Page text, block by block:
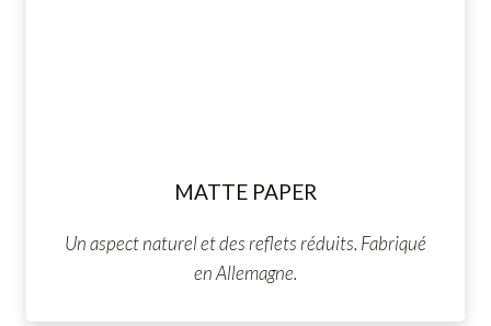
MATTE PAPER
Un aspect naturel et des reflets réduits. Fabriqué
en Allemagne.